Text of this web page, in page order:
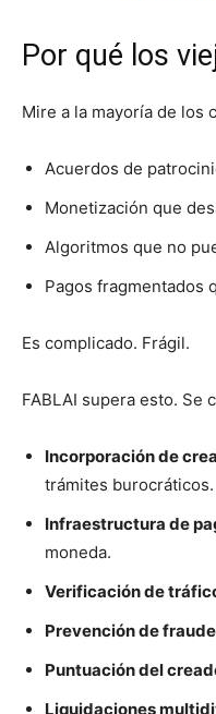
Por qué los
Mire a la mayoría de los
Acuerdos de
Monetización que
Algoritmos que no
Pagos fragmentados
Es complicado. Frágil.
FABLAI supera esto. Se
Incorporación de
trámites burocráticos.
Infraestructura de
moneda.
Verificación de
Prevención de fraude
Puntuación del
Liquidaciones